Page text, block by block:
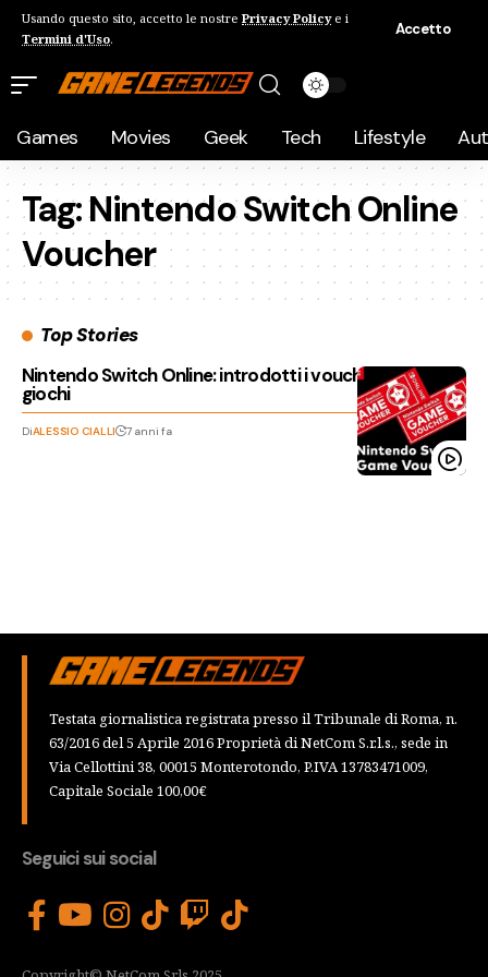
Usando questo sito, accetto le nostre Privacy Policye i
Termini d'Uso.
Accetto
Games Movies Geek Tech Lifestyle
Tag:Nintendo Switch Online
Voucher
Top Stories
Nintendo Switch Online: introdotti i vouchers per i
giochi
DiALESSIO CIALLI 7 anni fa
Testata giornalistica registrata presso il Tribunale di Roma, n.
63/2016 del 5 Aprile 2016 Proprietà di NetCom S.r.l.s., sede in
Via Cellottini 38, 00015 Monterotondo, P.IVA 13783471009,
Capitale Sociale 100,00€
Seguici sui social